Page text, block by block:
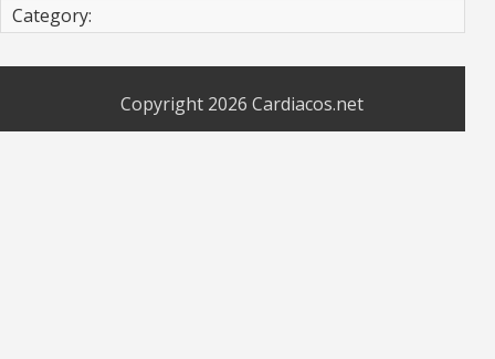
Category:
Copyright 2026 Cardiacos.net